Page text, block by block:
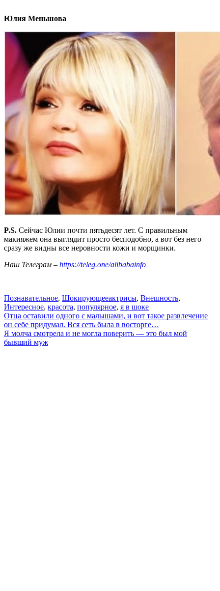
Юлия Меньшова
P.S. Сейчас Юлии почти пятьдесят лет. С правильным
макияжем она выглядит просто бесподобно, а вот без него
сразу же видны все неровности кожи и морщинки.
Наш Телеграм – https://teleg.one/alibabainfo
Познавательное, Шокирующееактрисы, Внешность,
Интересное, красота, популярное, я в шоке
Навигация
по
записям
Отца оставили одного с малышами, и вот такое развлечение
он себе придумал. Вся сеть была в восторге…
Я молча смотрела и не могла поверить — это был мой
бывший муж